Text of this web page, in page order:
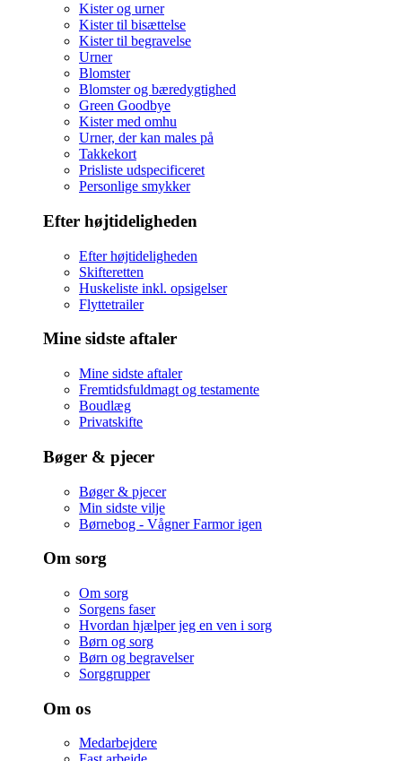
Kister og urner
Kister til bisættelse
Kister til begravelse
Urner
Blomster
Blomster og bæredygtighed
Green Goodbye
Kister med omhu
Urner, der kan males på
Takkekort
Prisliste udspecificeret
Personlige smykker
Efter højtideligheden
Efter højtideligheden
Skifteretten
Huskeliste inkl. opsigelser
Flyttetrailer
Mine sidste aftaler
Mine sidste aftaler
Fremtidsfuldmagt og testamente
Boudlæg
Privatskifte
Bøger & pjecer
Bøger & pjecer
Min sidste vilje
Børnebog - Vågner Farmor igen
Om sorg
Om sorg
Sorgens faser
Hvordan hjælper jeg en ven i sorg
Børn og sorg
Børn og begravelser
Sorggrupper
Om os
Medarbejdere